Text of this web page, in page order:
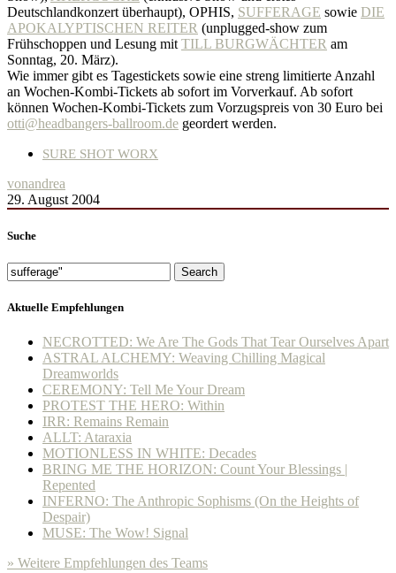
Deutschlandkonzert überhaupt), OPHIS, SUFFERAGE sowie DIE
APOKALYPTISCHEN REITER (unplugged-show zum
Frühschoppen und Lesung mit TILL BURGWÄCHTER am
Sonntag, 20. März).
Wie immer gibt es Tagestickets sowie eine streng limitierte Anzahl
an Wochen-Kombi-Tickets ab sofort im Vorverkauf. Ab sofort
können Wochen-Kombi-Tickets zum Vorzugspreis von 30 Euro bei
otti@headbangers-ballroom.de geordert werden.
SURE SHOT WORX
vonandrea
29. August 2004
Suche
Search
Aktuelle Empfehlungen
NECROTTED: We Are The Gods That Tear Ourselves Apart
ASTRAL ALCHEMY: Weaving Chilling Magical
Dreamworlds
CEREMONY: Tell Me Your Dream
PROTEST THE HERO: Within
IRR: Remains Remain
ALLT: Ataraxia
MOTIONLESS IN WHITE: Decades
BRING ME THE HORIZON: Count Your Blessings |
Repented
INFERNO: The Anthropic Sophisms (On the Heights of
Despair)
MUSE: The Wow! Signal
» Weitere Empfehlungen des Teams